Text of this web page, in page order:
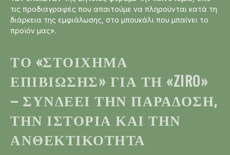
τις προδιαγραφές που απαιτούμε να πληρούνται κατά τη
διάρκεια της εμφιάλωσης, στο μπουκάλι που μπαίνει το
προϊόν μας».
ΤΟ «ΣΤΟΊΧΗΜΑ
ΕΠΙΒΊΩΣΗΣ» ΓΙΑ ΤΗ «ZIRO»
– ΣΥΝΔΈΕΙ ΤΗΝ ΠΑΡΆΔΟΣΗ,
ΤΗΝ ΙΣΤΟΡΊΑ ΚΑΙ ΤΗΝ
ΑΝΘΕΚΤΙΚΌΤΗΤΑ